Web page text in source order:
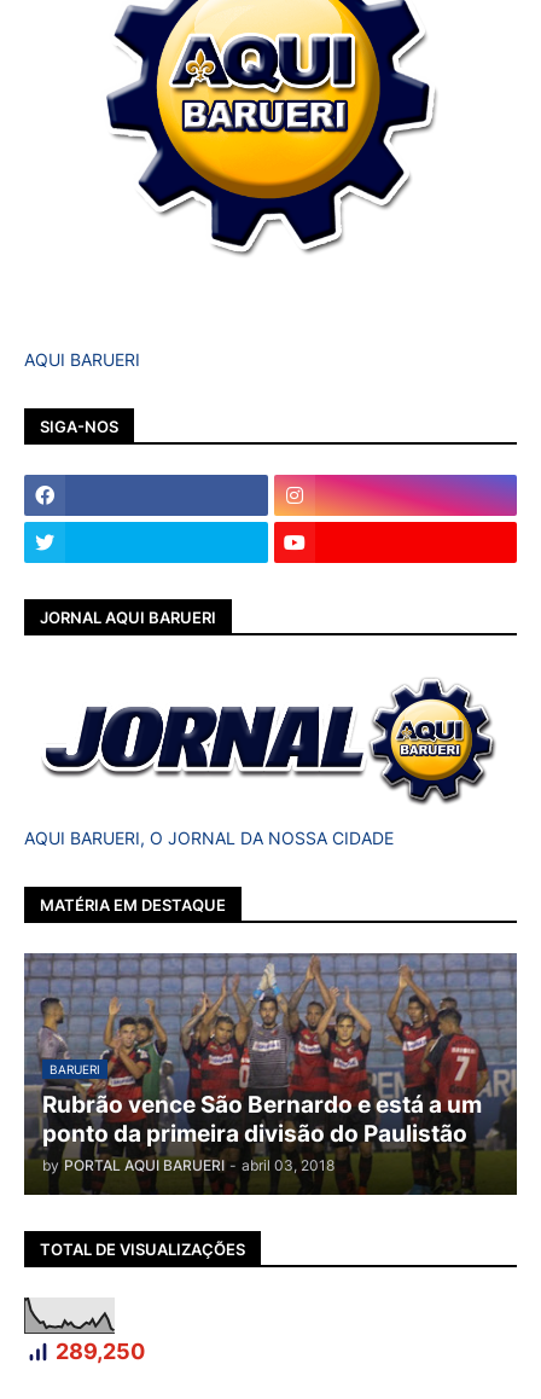
AQUI BARUERI
SIGA-NOS
JORNAL AQUI BARUERI
AQUI BARUERI, O JORNAL DA NOSSA CIDADE
MATÉRIA EM DESTAQUE
BARUERI
Rubrão vence São Bernardo e está a um
ponto da primeira divisão do Paulistão
by PORTAL AQUI BARUERI - abril 03, 2018
TOTAL DE VISUALIZAÇÕES
289,250